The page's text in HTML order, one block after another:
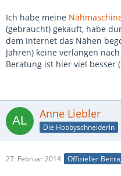
Ich habe meine
(gebraucht) gekauft, habe
dem Internet das Nähen
Jahren) keine verlangen
Beratung ist hier viel besser
Anne Liebler
Die Hobbyschneiderin
27. Februar 2014 Offizieller